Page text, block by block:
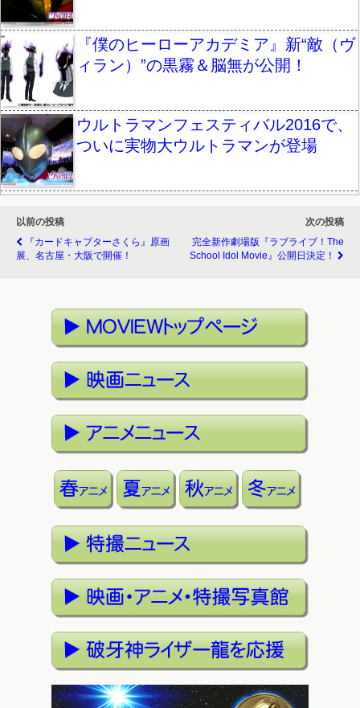
『僕のヒーローアカデミア』新“敵（ヴ
ィラン）”の黒霧＆脳無が公開！
ウルトラマンフェスティバル2016で、
ついに実物大ウルトラマンが登場
以前の投稿
『カードキャプターさくら』原画
展、名古屋・大阪で開催！
次の投稿
完全新作劇場版『ラブライブ！The
School Idol Movie』公開日決定！